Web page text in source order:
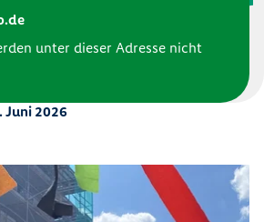
unter dieser Adresse nicht
Juni 2026